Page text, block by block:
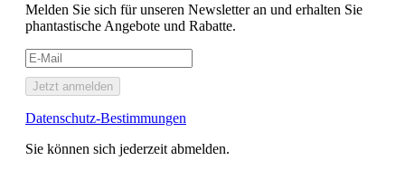
Melden Sie sich für unseren Newsletter an und erhalten Sie
phantastische Angebote und Rabatte.
Jetzt anmelden
Datenschutz-Bestimmungen
Sie können sich jederzeit abmelden.